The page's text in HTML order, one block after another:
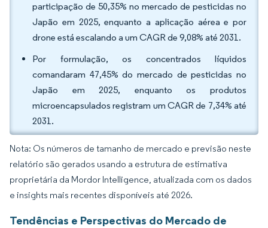
participação de 50,35% no mercado de pesticidas no
Japão em 2025, enquanto a aplicação aérea e por
drone está escalando a um CAGR de 9,08% até 2031.
Por formulação, os concentrados líquidos
comandaram 47,45% do mercado de pesticidas no
Japão em 2025, enquanto os produtos
microencapsulados registram um CAGR de 7,34% até
2031.
Nota: Os números de tamanho de mercado e previsão neste
relatório são gerados usando a estrutura de estimativa
proprietária da Mordor Intelligence, atualizada com os dados
e insights mais recentes disponíveis até 2026.
Tendências e Perspectivas do Mercado de